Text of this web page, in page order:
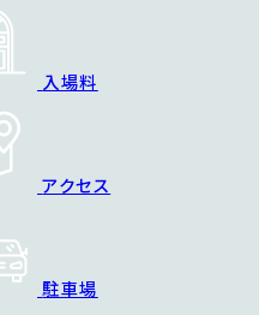
入場料
アクセス
駐車場